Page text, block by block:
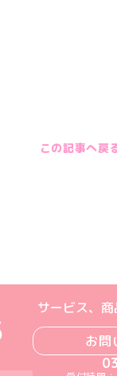
この記事へ戻
ーみんTikTok公式アカウ
どりーみんX公式アカウ
めいどりーみん
めいどりーみん
めいどりーみ
サービス、
お問